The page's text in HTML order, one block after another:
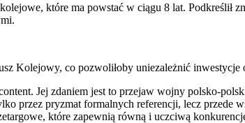
które ma powstać w ciągu 8 lat. Podkreślił
Kolejowy, co pozwoliłoby uniezależnić
Jej zdaniem jest to przejaw wojny polsko-
przez pryzmat formalnych referencji, lecz przede
które zapewnią równą i uczciwą